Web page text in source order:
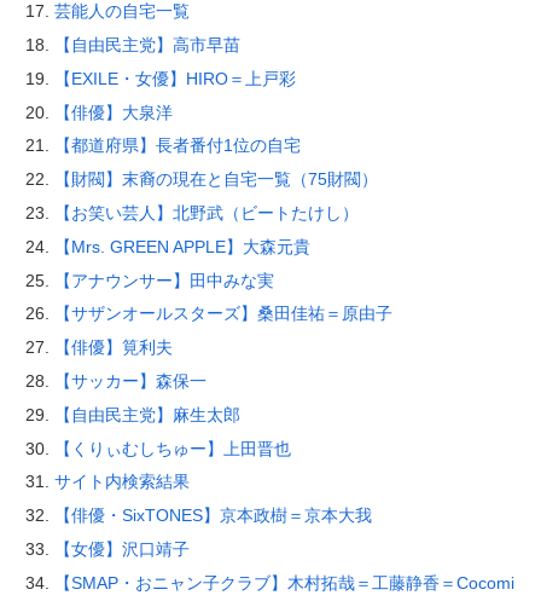
芸能人の自宅一覧
【自由民主党】高市早苗
【EXILE・女優】HIRO＝上戸彩
【俳優】大泉洋
【都道府県】長者番付1位の自宅
【財閥】末裔の現在と自宅一覧（75財閥）
【お笑い芸人】北野武（ビートたけし）
【Mrs. GREEN APPLE】大森元貴
【アナウンサー】田中みな実
【サザンオールスターズ】桑田佳祐＝原由子
【俳優】筧利夫
【サッカー】森保一
【自由民主党】麻生太郎
【くりぃむしちゅー】上田晋也
サイト内検索結果
【俳優・SixTONES】京本政樹＝京本大我
【女優】沢口靖子
【SMAP・おニャン子クラブ】木村拓哉＝工藤静香＝Cocomi